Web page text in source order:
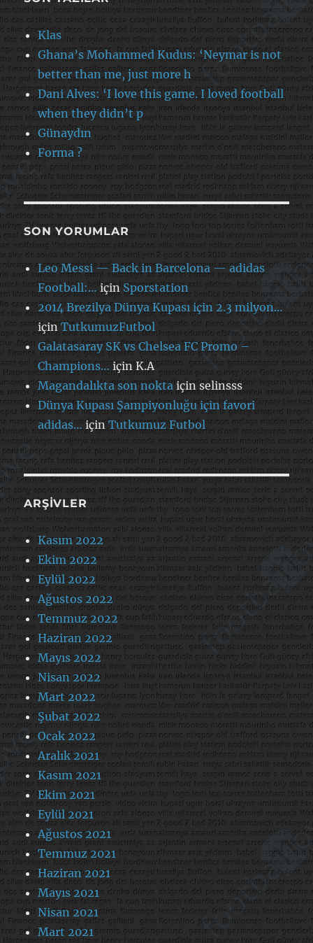
Klas
Ghana’s Mohammed Kudus: ‘Neymar is not
better than me, just more h
Dani Alves: ‘I love this game. I loved football
when they didn’t p
Günaydın
Forma ?
SON YORUMLAR
Leo Messi — Back in Barcelona — adidas
Football:…içinSporstation
2014 Brezilya Dünya Kupası için 2.3 milyon…
içinTutkumuzFutbol
Galatasaray SK vs Chelsea FC Promo –
Champions…içinK.A
Magandalıkta son nokta içinselinsss
Dünya Kupası Şampiyonluğu için favori
adidas…içinTutkumuz Futbol
ARŞIVLER
Kasım 2022
Ekim 2022
Eylül 2022
Ağustos 2022
Temmuz 2022
Haziran 2022
Mayıs 2022
Nisan 2022
Mart 2022
Şubat 2022
Ocak 2022
Aralık 2021
Kasım 2021
Ekim 2021
Eylül 2021
Ağustos 2021
Temmuz 2021
Haziran 2021
Mayıs 2021
Nisan 2021
Mart 2021